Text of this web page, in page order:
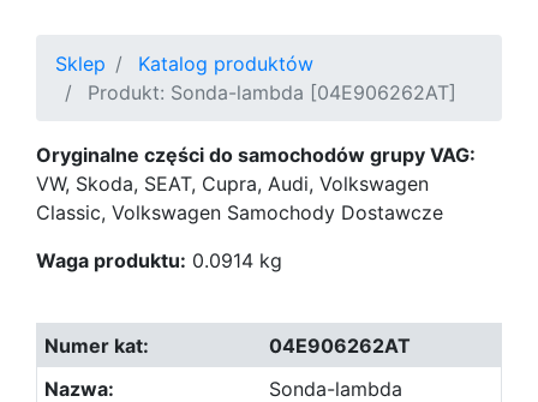
Sklep
Katalog produktów
Produkt: Sonda-lambda [04E906262AT]
Oryginalne części do samochodów grupy VAG:
VW, Skoda, SEAT, Cupra, Audi, Volkswagen
Classic, Volkswagen Samochody Dostawcze
Waga produktu: 0.0914 kg
04E906262AT
Sonda-lambda